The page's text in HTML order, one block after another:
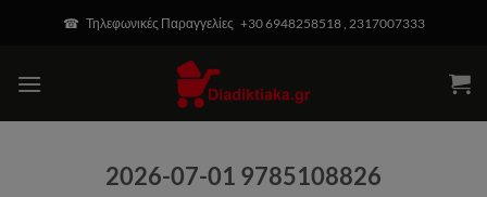
☎ Τηλεφωνικές Παραγγελίες +30 6948258518 , 2317007333
2026-07-01 9785108826